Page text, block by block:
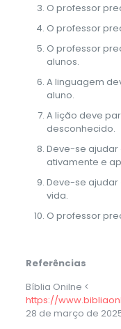
O professor
O professor
O professor
alunos.
A linguagem
aluno.
A lição deve
desconhecido.
Deve-se ajudar
ativamente e
Deve-se ajudar
vida.
O professor
Referências
Bíblia Onilne <
https://
28 de março de